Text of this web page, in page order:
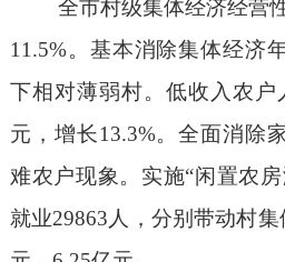
全市村级集体经济经营
11.5%。基本消除集体经济
下相对薄弱村。低收入农户
元，增长13.3%。全面消除
难农户现象。实施“闲置农
就业29863人，分别带动村